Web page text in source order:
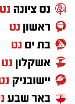
הפעילות
התרבות
לפרטים
לעמוד
להגשת